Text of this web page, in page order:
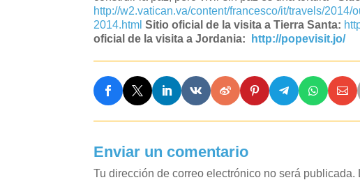
http://w2.vatican.va/content/francesco/it/travels/
2014.html Sitio oficial de la visita a Tierra Santa:
oficial de la visita a Jordania:
http://popevisit.jo/
Enviar un comentario
Tu dirección de correo electrónico no será publicada.